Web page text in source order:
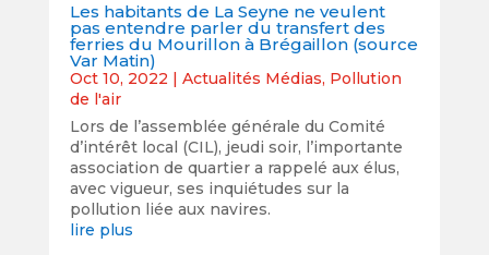
Les habitants de La Seyne ne veulent
pas entendre parler du transfert des
ferries du Mourillon à Brégaillon (source
Var Matin)
Oct 10, 2022 | Actualités Médias, Pollution
de l'air
Lors de l’assemblée générale du Comité
d’intérêt local (CIL), jeudi soir, l’importante
association de quartier a rappelé aux élus,
avec vigueur, ses inquiétudes sur la
pollution liée aux navires.
lire plus